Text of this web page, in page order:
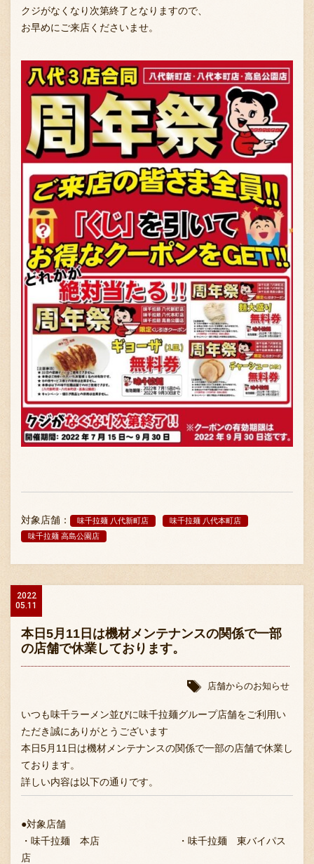
クジがなくなり次第終了となりますので、
お早めにご来店くださいませ。
対象店舗： 味千拉麺 八代新町店
味千拉麺 八代本町店
味千拉麺 高島公園店
2022
05.11
本日5月11日は機材メンテナンスの関係で一部
の店舗で休業しております。
店舗からのお知らせ
いつも味千ラーメン並びに味千拉麺グループ店舗をご利用い
ただき誠にありがとうございます
本日5月11日は機材メンテナンスの関係で一部の店舗で休業し
ております。
詳しい内容は以下の通りです。
●対象店舗
・味千拉麺 本店 ・味千拉麺 東バイパス
店